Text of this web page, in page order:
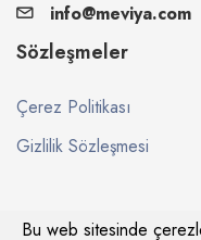
info@meviya.com
Sözleşmeler
Çerez Politikası
Gizlilik Sözleşmesi
Bu web sitesinde